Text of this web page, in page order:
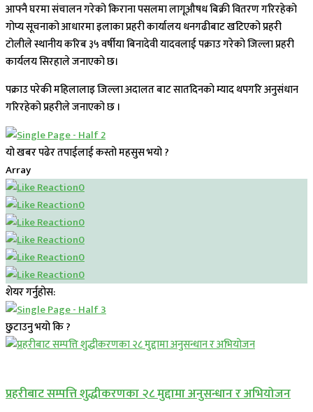
आफ्नै घरमा संचालन गरेको किराना पसलमा लागूऔषध बिक्री वितरण गरिरहेको
गोप्य सूचनाको आधारमा इलाका प्रहरी कार्यालय धनगढीबाट खटिएको प्रहरी
टोलीले स्थानीय करिब ३५ वर्षीया बिनादेवी यादवलाई पक्राउ गरेको जिल्ला प्रहरी
कार्यलय सिरहाले जनाएको छ।
पक्राउ परेकी महिलालाइ जिल्ला अदालत बाट सातदिनकाे म्याद थपगरि अनुसंधान
गरिरहेको प्रहरीले जनाएको छ ।
यो खबर पढेर तपाईलाई कस्तो महसुस भयो ?
Array
0
0
0
0
0
0
शेयर गर्नुहोस:
छुटाउनु भयो कि ?
प्रहरीबाट सम्पत्ति शुद्धीकरणका २८ मुद्दामा अनुसन्धान र अभियोजन